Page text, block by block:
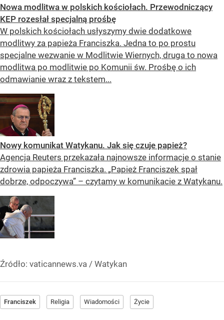
Nowa modlitwa w polskich kościołach. Przewodniczący
KEP rozesłał specjalną prośbę
W polskich kościołach usłyszymy dwie dodatkowe
modlitwy za papieża Franciszka. Jedna to po prostu
specjalne wezwanie w Modlitwie Wiernych, druga to nowa
modlitwa po modlitwie po Komunii św. Prośbę o ich
odmawianie wraz z tekstem...
Nowy komunikat Watykanu. Jak się czuje papież?
Agencja Reuters przekazała najnowsze informacje o stanie
zdrowia papieża Franciszka. „Papież Franciszek spał
dobrze, odpoczywa” – czytamy w komunikacie z Watykanu.
Źródło: vaticannews.va / Watykan
Franciszek Religia Wiadomości Życie